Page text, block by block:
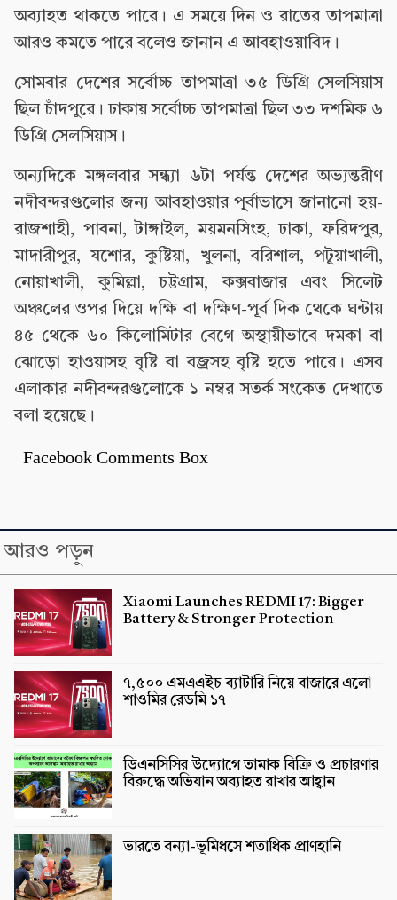
অব্যাহত থাকতে পারে। এ সময়ে দিন ও রাতের তাপমাত্রা
আরও কমতে পারে বলেও জানান এ আবহাওয়াবিদ।
সোমবার দেশের সর্বোচ্চ তাপমাত্রা ৩৫ ডিগ্রি সেলসিয়াস
ছিল চাঁদপুরে। ঢাকায় সর্বোচ্চ তাপমাত্রা ছিল ৩৩ দশমিক ৬
ডিগ্রি সেলসিয়াস।
অন্যদিকে মঙ্গলবার সন্ধ্যা ৬টা পর্যন্ত দেশের অভ্যন্তরীণ
নদীবন্দরগুলোর জন্য আবহাওয়ার পূর্বাভাসে জানানো হয়-
রাজশাহী, পাবনা, টাঙ্গাইল, ময়মনসিংহ, ঢাকা, ফরিদপুর,
মাদারীপুর, যশোর, কুষ্টিয়া, খুলনা, বরিশাল, পটুয়াখালী,
নোয়াখালী, কুমিল্লা, চট্টগ্রাম, কক্সবাজার এবং সিলেট
অঞ্চলের ওপর দিয়ে দক্ষি বা দক্ষিণ-পূর্ব দিক থেকে ঘন্টায়
৪৫ থেকে ৬০ কিলোমিটার বেগে অস্থায়ীভাবে দমকা বা
ঝোড়ো হাওয়াসহ বৃষ্টি বা বজ্রসহ বৃষ্টি হতে পারে। এসব
এলাকার নদীবন্দরগুলোকে ১ নম্বর সতর্ক সংকেত দেখাতে
বলা হয়েছে।
Facebook Comments Box
আরও পড়ুন
Xiaomi Launches REDMI 17: Bigger
Battery & Stronger Protection
৭,৫০০ এমএএইচ ব্যাটারি নিয়ে বাজারে এলো
শাওমির রেডমি ১৭
ডিএনসিসির উদ্যোগে তামাক বিক্রি ও প্রচারণার
বিরুদ্ধে অভিযান অব্যাহত রাখার আহ্বান
ভারতে বন্যা-ভূমিধসে শতাধিক প্রাণহানি